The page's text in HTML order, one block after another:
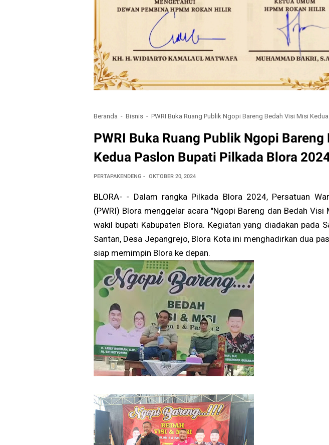
Beranda Bisnis PWRI Buka Ruang Publik Ngopi Bareng Bedah Visi Misi
PWRI Buka Ruang Publik Ngopi
Kedua Paslon Bupati Pilkada Blora
PERTAPAKENDENG OKTOBER 20, 2024
BLORA- - Dalam rangka Pilkada Blora 2024, Persatuan
(PWRI) Blora menggelar acara "Ngopi Bareng dan Bedah Visi
wakil bupati Kabupaten Blora. Kegiatan yang diadakan pada
Santan, Desa Jepangrejo, Blora Kota ini menghadirkan dua
siap memimpin Blora ke depan.